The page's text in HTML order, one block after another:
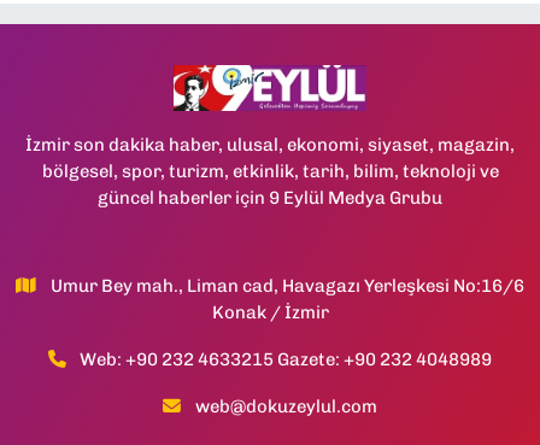
İzmir son dakika haber, ulusal, ekonomi, siyaset, magazin,
bölgesel, spor, turizm, etkinlik, tarih, bilim, teknoloji ve
güncel haberler için 9 Eylül Medya Grubu
Umur Bey mah., Liman cad, Havagazı Yerleşkesi No:16/6
Konak / İzmir
Web: +90 232 4633215 Gazete: +90 232 4048989
web@dokuzeylul.com